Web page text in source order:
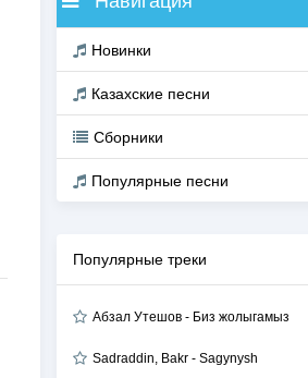
Новинки
Казахские песни
Сборники
Популярные песни
Популярные треки
Абзал Утешов - Биз жолыгамыз
Sadraddin, Bakr - Sagynysh